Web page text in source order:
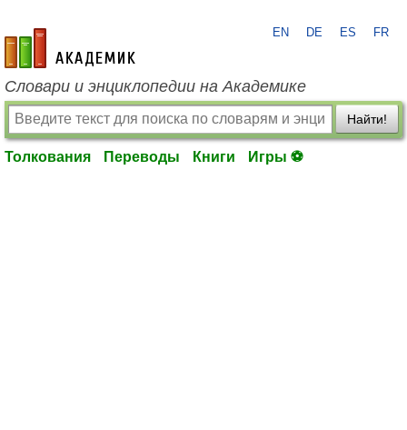
academic.ru
EN DE ES FR
Словари и энциклопедии на Академике
Найти!
Толкования Переводы Книги Игры ⚽